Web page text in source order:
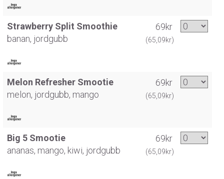
Strawberry Split Smoothie
banan, jordgubb
69kr
(65,09kr)
Melon Refresher Smootie
melon, jordgubb, mango
69kr
(65,09kr)
Big 5 Smootie
ananas, mango, kiwi, jordgubb
69kr
(65,09kr)